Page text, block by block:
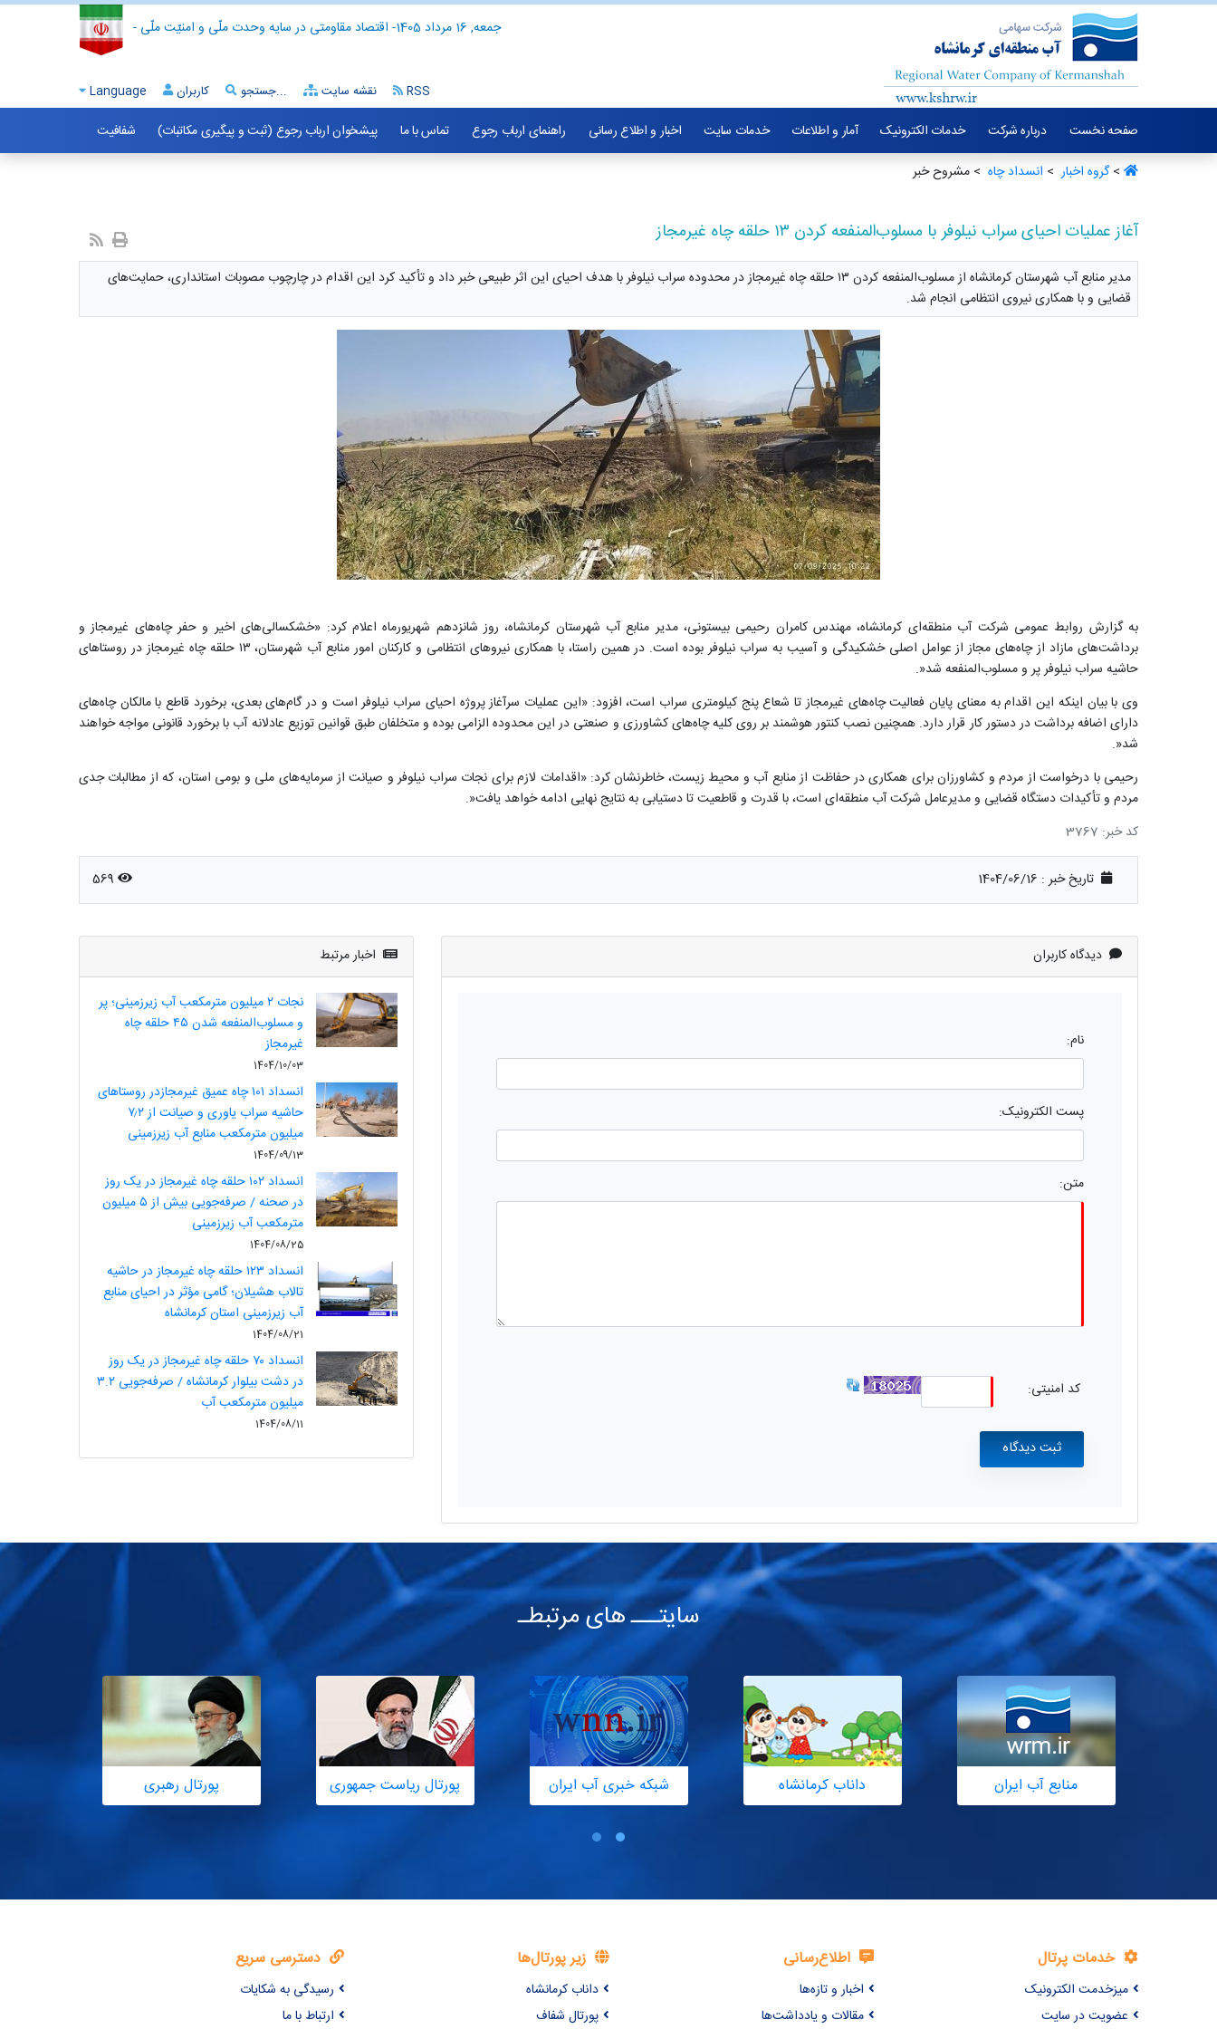
- اقتصاد مقاومتی در سایه وحدت ملّی و امنیّت ملّی - جمعه, 16 مرداد 1405
Language کاربران جستجو... نقشه سایت RSS
صفحه نخست درباره شرکت خدمات الکترونیک آمار و اطلاعات خدمات سایت اخبار و اطلاع رسانی راهنمای ارباب رجوع تماس با ما پیشخوان ارباب رجوع (ثبت و پیگیری مکاتبات)
شفافیت
>گروه اخبار ‏ > انسداد چاه ‏ > مشروح خبر
آغاز عملیات احیای سراب نیلوفر با مسلوب‌المنفعه کردن ۱۳ حلقه چاه غیرمجاز
مدیر منابع آب شهرستان کرمانشاه از مسلوب‌المنفعه کردن ۱۳ حلقه چاه غیرمجاز در محدوده سراب نیلوفر با هدف احیای این اثر طبیعی خبر داد و تأکید کرد این اقدام در چارچوب مصوبات استانداری، حمایت‌های
قضایی و با همکاری نیروی انتظامی انجام شد.
به گزارش روابط عمومی شرکت آب منطقه‌ای کرمانشاه، مهندس کامران رحیمی بیستونی، مدیر منابع آب شهرستان کرمانشاه، روز شانزدهم شهریورماه اعلام کرد: «خشکسالی‌های اخیر و حفر چاه‌های غیرمجاز و
برداشت‌های مازاد از چاه‌های مجاز از عوامل اصلی خشکیدگی و آسیب به سراب نیلوفر بوده است. در همین راستا، با همکاری نیروهای انتظامی و کارکنان امور منابع آب شهرستان، ۱۳ حلقه چاه غیرمجاز در روستاهای
حاشیه سراب نیلوفر پر و مسلوب‌المنفعه شد.»
وی با بیان اینکه این اقدام به معنای پایان فعالیت چاه‌های غیرمجاز تا شعاع پنج کیلومتری سراب است، افزود: «این عملیات سرآغاز پروژه احیای سراب نیلوفر است و در گام‌های بعدی، برخورد قاطع با مالکان چاه‌های
دارای اضافه برداشت در دستور کار قرار دارد. همچنین نصب کنتور هوشمند بر روی کلیه چاه‌های کشاورزی و صنعتی در این محدوده الزامی بوده و متخلفان طبق قوانین توزیع عادلانه آب با برخورد قانونی مواجه خواهند
شد.»
رحیمی با درخواست از مردم و کشاورزان برای همکاری در حفاظت از منابع آب و محیط زیست، خاطرنشان کرد: «اقدامات لازم برای نجات سراب نیلوفر و صیانت از سرمایه‌های ملی و بومی استان، که از مطالبات جدی
مردم و تأکیدات دستگاه قضایی و مدیرعامل شرکت آب منطقه‌ای است، با قدرت و قاطعیت تا دستیابی به نتایج نهایی ادامه خواهد یافت.»
کد خبر: 3767
تاریخ خبر : 1404/06/16 569
دیدگاه کاربران
نام:
پست الکترونیک:
متن:
کد امنیتی:
اخبار مرتبط
نجات ۲ میلیون مترمکعب آب زیرزمینی؛ پر
و مسلوب‌المنفعه شدن ۴۵ حلقه چاه
غیرمجاز
1404/10/03
انسداد ۱۰۱ چاه عمیق غیرمجازدر روستاهای
حاشیه سراب یاوری و صیانت از ۷٫۲
میلیون مترمکعب منابع آب زیرزمینی
1404/09/13
انسداد ۱۰۲ حلقه چاه غیرمجاز در یک روز
در صحنه / صرفه‌جویی بیش از ۵ میلیون
مترمکعب آب زیرزمینی
1404/08/25
انسداد ۱۲۳ حلقه چاه غیرمجاز در حاشیه
تالاب هشیلان؛ گامی مؤثر در احیای منابع
آب زیرزمینی استان کرمانشاه
1404/08/21
انسداد ۷۰ حلقه چاه غیرمجاز در یک روز
در دشت بیلوار کرمانشاه / صرفه‌جویی ۳.۲
میلیون مترمکعب آب
1404/08/11
سایتـــ های مرتبطـ
منابع آب ایران داناب کرمانشاه شبکه خبری آب ایران پورتال ریاست جمهوری پورتال رهبری
خدمات پرتال
میزخدمت الکترونیک
عضویت در سایت
اطلاع‌رسانی
اخبار و تازه‌ها
مقالات و یادداشت‌ها
زیر پورتال‌ها
داناب کرمانشاه
پورتال شفاف
دسترسی سریع
رسیدگی به شکایات
ارتباط با ما